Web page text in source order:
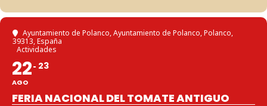
Ayuntamiento de Polanco, Ayuntamiento de Polanco, Polanco,
39313, España
Actividades
22
AGO
23
FERIA NACIONAL DEL TOMATE ANTIGUO